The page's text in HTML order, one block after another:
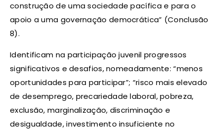
construção de uma sociedade pacífica e para o
apoio a uma governação democrática” (Conclusão
8).
Identificam na participação juvenil progressos
significativos e desafios, nomeadamente: “menos
oportunidades para participar”; “risco mais elevado
de desemprego, precariedade laboral, pobreza,
exclusão, marginalização, discriminação e
desigualdade, investimento insuficiente no